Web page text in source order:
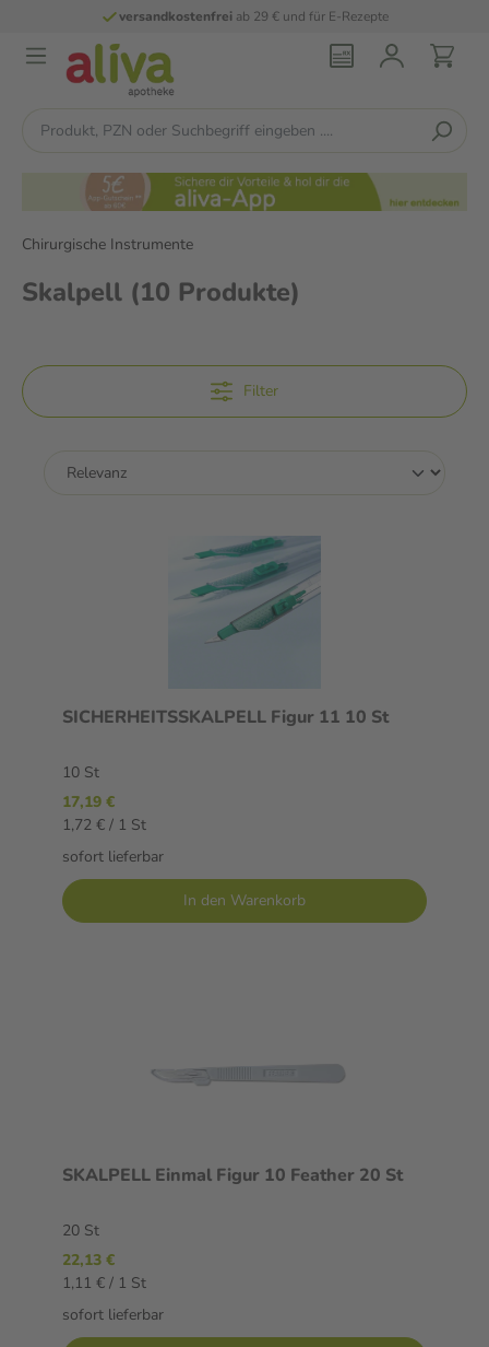
versandkostenfreiab 29 € und für E-Rezepte
Chirurgische Instrumente
Skalpell (10 Produkte)
Filter
SICHERHEITSSKALPELL Figur 11 10 St
10 St
17,19 €
1,72 € / 1 St
sofort lieferbar
In den Warenkorb
SKALPELL Einmal Figur 10 Feather 20 St
20 St
22,13 €
1,11 € / 1 St
sofort lieferbar